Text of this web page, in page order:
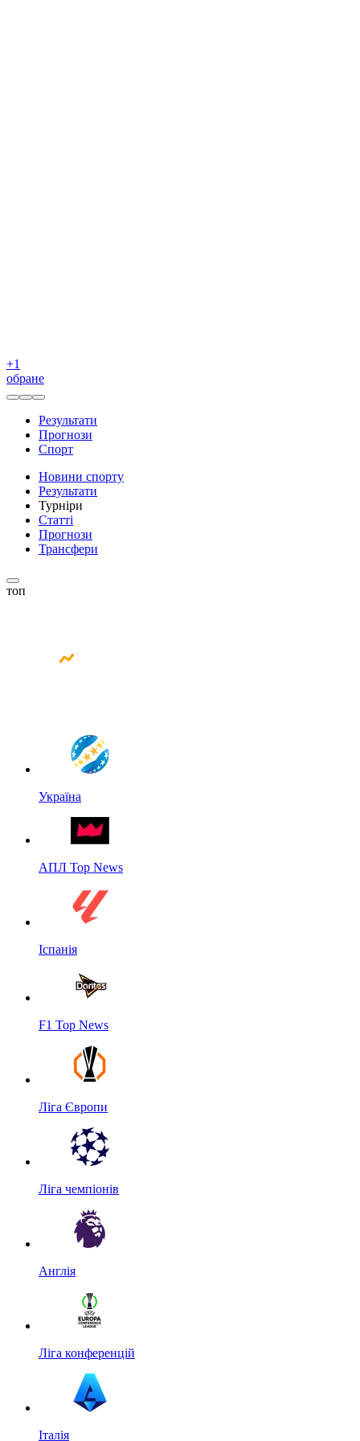
+1
обране
Результати
Прогнози
Спорт
Новини спорту
Результати
Турніри
Статті
Прогнози
Трансфери
топ
Україна
АПЛ Top News
Іспанія
F1 Top News
Ліга Європи
Ліга чемпіонів
Англія
Ліга конференцій
Італія